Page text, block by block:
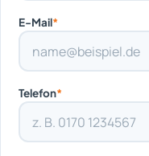
E-Mail*
Telefon*